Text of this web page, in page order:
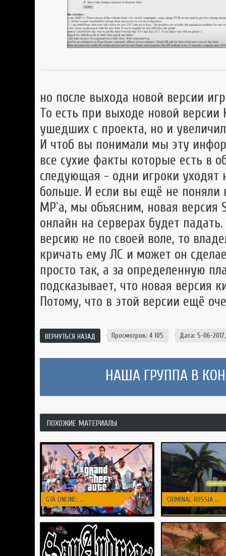
но после выхода новой версии
То есть при выходе новой версии
ушедших с проекта, но и
И чтоб вы понимали мы эту
все сухие факты которые есть в
следующая - одни игроки уходят
больше. И если вы ещё не поняли
MP`a, мы объясним, новая версия
онлайн на серверах будет
версию не по своей воле, то
кричать ему ЛС и может он
просто так, а за определенную
подсказывает, что новая версия
Потому, что в этой версии ещё
ВЕРНУТЬСЯ НАЗАД Просмотров: 4 105 Дата: 5-06-
НАША ГРУППА В
ПОХОЖИЕ МАТЕРИАЛЫ
GTA ONLINE: ... CRIMINAL RUSSIA ...